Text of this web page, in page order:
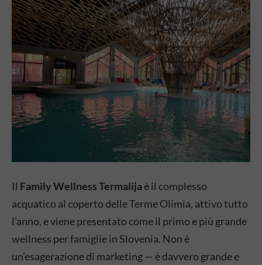
Il Family Wellness Termalijaè il complesso
acquatico al coperto delle Terme Olimia, attivo tutto
l’anno, e viene presentato come il primo e più grande
wellness per famiglie in Slovenia. Non è
un’esagerazione di marketing — è davvero grande e